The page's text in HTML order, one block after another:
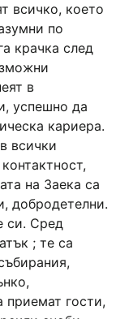
всичко, което
по
крачка след
в
успешно да
кариера.
всички
на Заека са
добродетелни.
си. Сред
; те са
приемат гости,